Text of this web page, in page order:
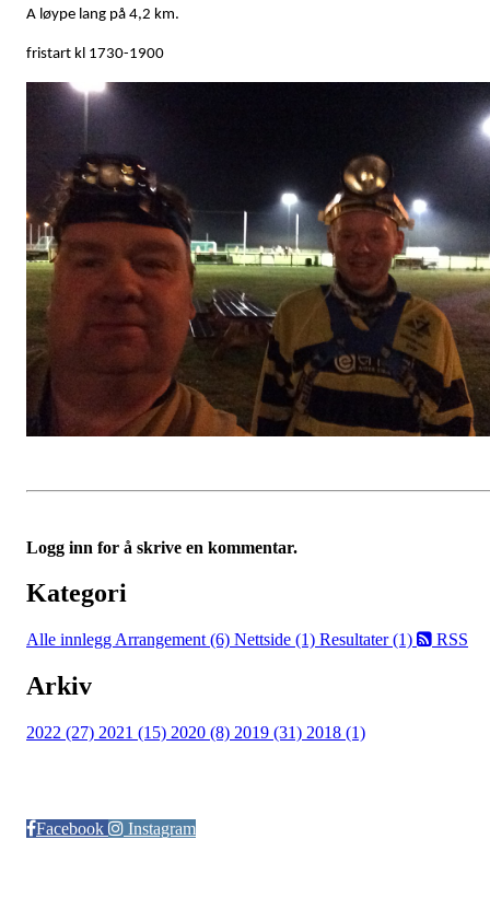
A løype lang på 4,2 km.
fristart kl 1730-1900
Logg inn for å skrive en kommentar.
Kategori
Alle innlegg Arrangement (6) Nettside (1) Resultater (1) RSS
Arkiv
2022 (27) 2021 (15) 2020 (8) 2019 (31) 2018 (1)
Facebook
Instagram